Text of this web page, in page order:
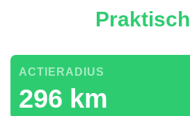
Praktisch
296 km
ACTIERADIUS